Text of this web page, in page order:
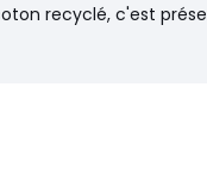
recyclé, c'est